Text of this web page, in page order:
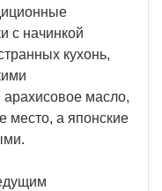
с начинкой
кухонь,
масло,
место, а японские